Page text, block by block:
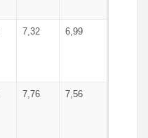
7,32 6,99
7,76 7,56